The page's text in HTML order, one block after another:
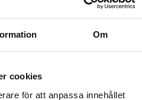
Om
cookies
för att anpassa innehållet
recension